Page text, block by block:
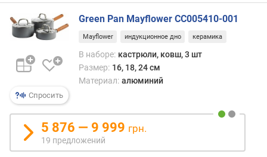
д
о
р
г
и
о
д
Спросить
Green Pan Mayflower CC005410-001
Mayflower индукционное дно керамика
В наборе: кастрюли, ковш, 3 шт
Размер: 16, 18, 24 см
Материал: алюминий
5 876 — 9 999 грн.
19 предложений